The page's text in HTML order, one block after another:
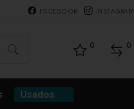
FACEBOOK INSTAGRAM
0 0
Usados